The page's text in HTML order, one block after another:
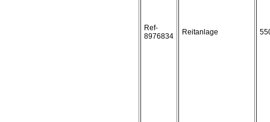
Ref-
8976834
Reitanlage